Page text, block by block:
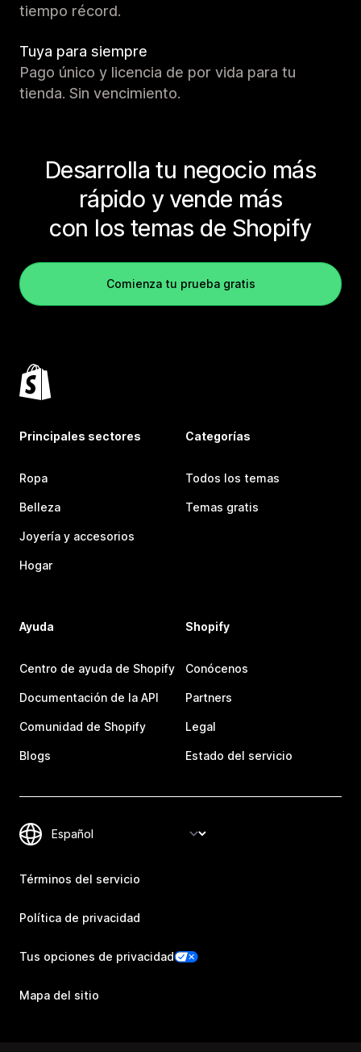
tiempo récord.
Tuya para siempre
Pago único y licencia de por vida para tu
tienda. Sin vencimiento.
Desarrolla tu negocio más
rápido y vende más
con los temas de Shopify
Comienza tu prueba gratis
Principales sectores
Ropa
Belleza
Joyería y accesorios
Hogar
Categorías
Todos los temas
Temas gratis
Ayuda
Centro de ayuda de Shopify
Documentación de la API
Comunidad de Shopify
Blogs
Shopify
Conócenos
Partners
Legal
Estado del servicio
Términos del servicio
Política de privacidad
Tus opciones de privacidad
Mapa del sitio